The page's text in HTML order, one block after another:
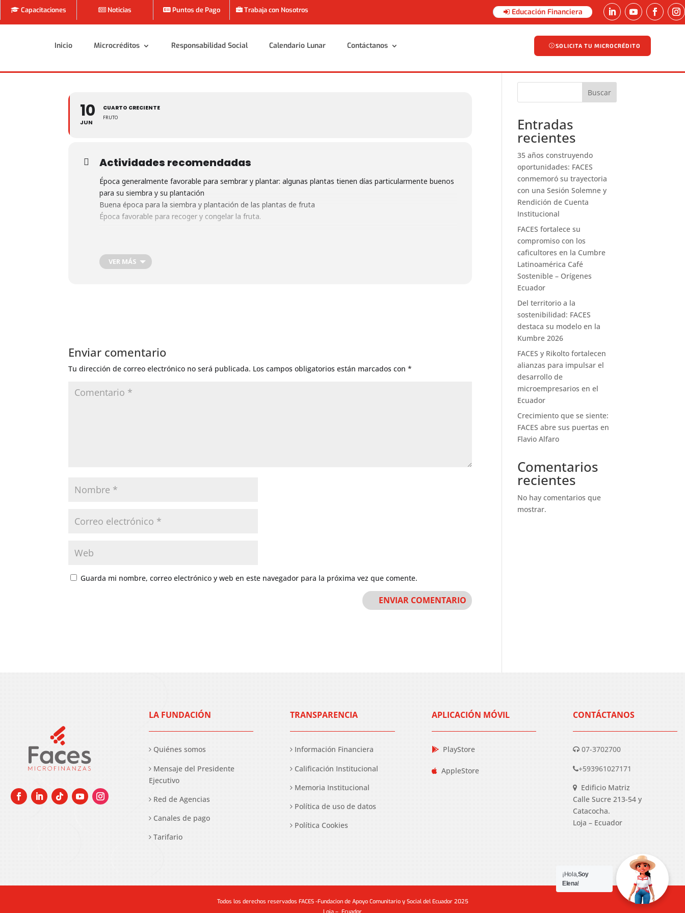
Capacitaciones Noticias Puntos de Pago Trabaja con Nosotros Educación Financiera
Inicio Microcréditos Responsabilidad Social Calendario Lunar Contáctanos SOLICITA TU MICROCRÉDITO
Inicio Microcréditos Responsabilidad Social Calendario Lunar Contáctanos SOLICITA TU MICROCRÉDITO
10
JUN
CUARTO CRECIENTE
FRUTO
Actividades recomendadas
Época generalmente favorable para sembrar y plantar: algunas plantas tienen días particularmente buenos
para su siembra y su plantación
Buena época para la siembra y plantación de las plantas de fruta
Época favorable para recoger y congelar la fruta.
VER MÁS
Enviar comentario
Tu dirección de correo electrónico no será publicada. Los campos obligatorios están marcados con*
Guarda mi nombre, correo electrónico y web en este navegador para la próxima vez que comente.
Buscar
Entradas
recientes
35 años construyendo
oportunidades: FACES
conmemoró su trayectoria
con una Sesión Solemne y
Rendición de Cuenta
Institucional
FACES fortalece su
compromiso con los
caficultores en la Cumbre
Latinoamérica Café
Sostenible – Orígenes
Ecuador
Del territorio a la
sostenibilidad: FACES
destaca su modelo en la
Kumbre 2026
FACES y Rikolto fortalecen
alianzas para impulsar el
desarrollo de
microempresarios en el
Ecuador
Crecimiento que se siente:
FACES abre sus puertas en
Flavio Alfaro
Comentarios
recientes
No hay comentarios que
mostrar.
LA FUNDACIÓN
Quiénes somos
Mensaje del Presidente
Ejecutivo
Red de Agencias
Canales de pago
Tarifario
TRANSPARENCIA
Información Financiera
Calificación Institucional
Memoria Institucional
Política de uso de datos
Política Cookies
APLICACIÓN MÓVIL
PlayStore
AppleStore
CONTÁCTANOS
07-3702700
+593961027171
Edificio Matriz
Calle Sucre 213-54 y
Catacocha.
Loja – Ecuador
Todos los derechos reservados FACES -Fundacion de Apoyo Comunitario y Social del Ecuador 2025
¡Hola,Soy
Elena!